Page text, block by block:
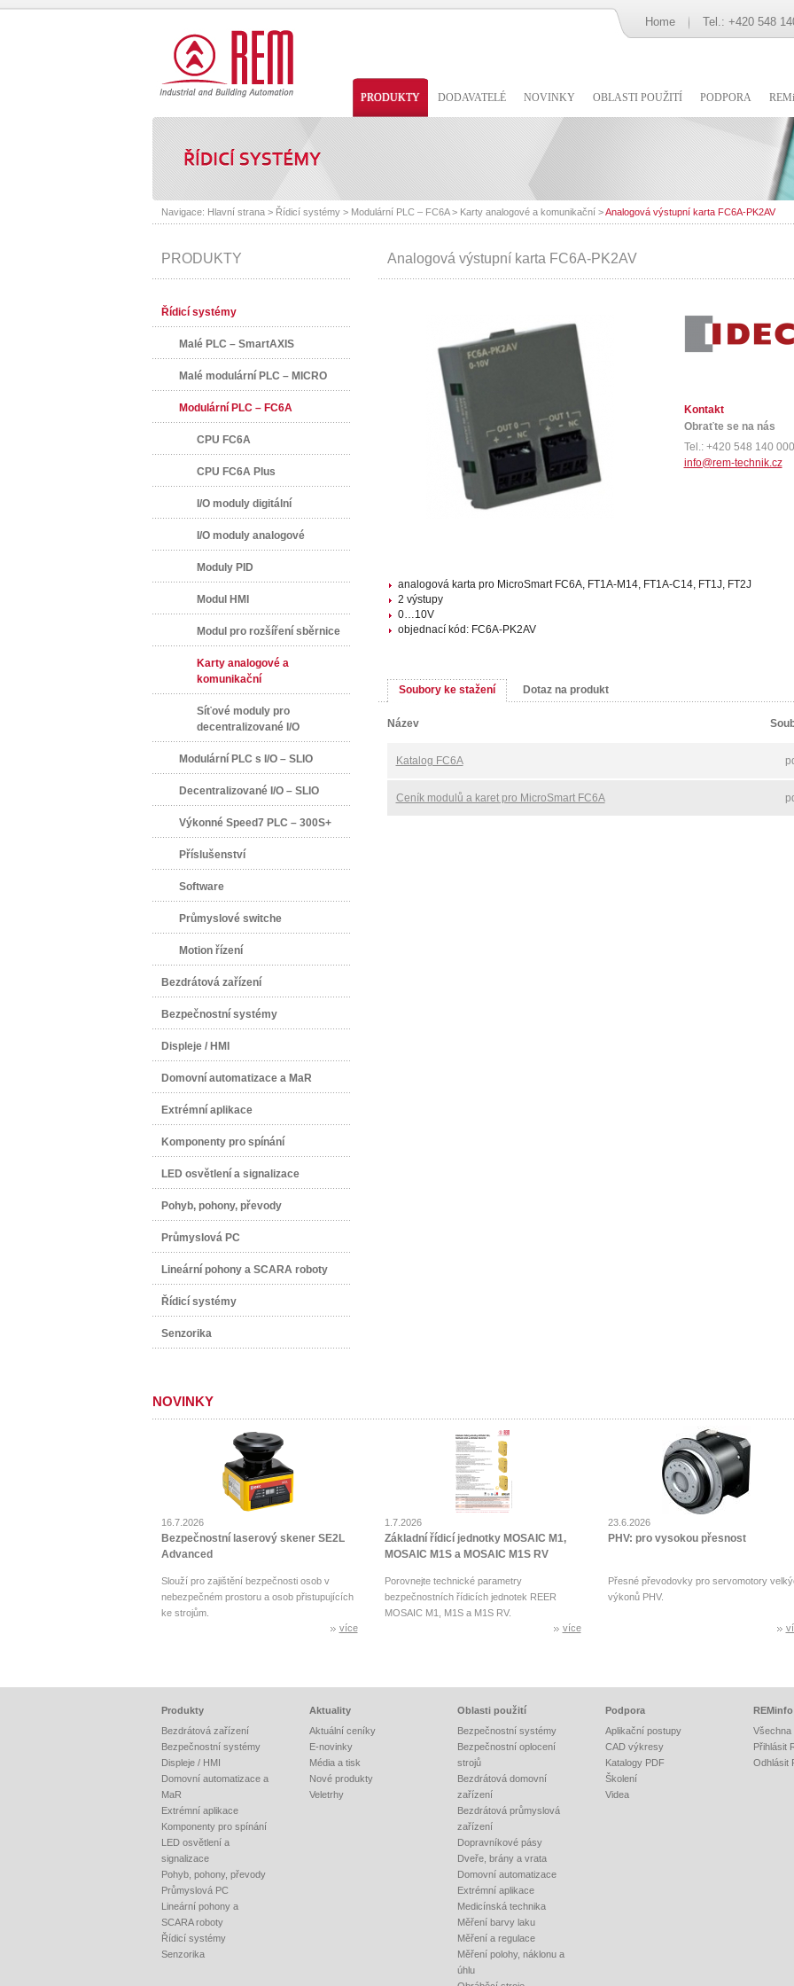
Home Tel.: +420 548
PRODUKTY DODAVATELÉ NOVINKY OBLASTI POUŽITÍ PODPORA
Navigace: Hlavní strana> Řídicí systémy> Modulární PLC – FC6A> Karty analogové a komunikační>Analogová výstupní karta FC6A-PK2AV
PRODUKTY
Řídicí systémy
Malé PLC – SmartAXIS
Malé modulární PLC – MICRO
Modulární PLC – FC6A
CPU FC6A
CPU FC6A Plus
I/O moduly digitální
I/O moduly analogové
Moduly PID
Modul HMI
Modul pro rozšíření sběrnice
Karty analogové a
komunikační
Síťové moduly pro
decentralizované I/O
Modulární PLC s I/O – SLIO
Decentralizované I/O – SLIO
Výkonné Speed7 PLC – 300S+
Příslušenství
Software
Průmyslové switche
Motion řízení
Bezdrátová zařízení
Bezpečnostní systémy
Displeje / HMI
Domovní automatizace a MaR
Extrémní aplikace
Komponenty pro spínání
LED osvětlení a signalizace
Pohyb, pohony, převody
Průmyslová PC
Lineární pohony a SCARA roboty
Řídicí systémy
Senzorika
Analogová výstupní karta FC6A-PK2AV
Kontakt
Obraťte se na nás
Tel.: +420 548 140 000
info@rem-technik.cz
analogová karta pro MicroSmart FC6A, FT1A-M14, FT1A-C14, FT1J, FT2J
2 výstupy
0…10V
objednací kód: FC6A-PK2AV
Soubory ke stažení Dotaz na produkt
Název
Katalog FC6A
Ceník modulů a karet pro MicroSmart FC6A
NOVINKY
16.7.2026
Bezpečnostní laserový skener SE2L
Advanced
Slouží pro zajištění bezpečnosti osob v
nebezpečném prostoru a osob přistupujících
ke strojům.
více
1.7.2026
Základní řídicí jednotky MOSAIC M1,
MOSAIC M1S a MOSAIC M1S RV
Porovnejte technické parametry
bezpečnostních řídicích jednotek REER
MOSAIC M1, M1S a M1S RV.
více
23.6.2026
PHV: pro vysokou přesnost
Přesné převodovky pro servomotory
výkonů PHV.
Produkty
Bezdrátová zařízení
Bezpečnostní systémy
Displeje / HMI
Domovní automatizace a
MaR
Extrémní aplikace
Komponenty pro spínání
LED osvětlení a
signalizace
Pohyb, pohony, převody
Průmyslová PC
Lineární pohony a
SCARA roboty
Řídicí systémy
Senzorika
Aktuality
Aktuální ceníky
E-novinky
Média a tisk
Nové produkty
Veletrhy
Oblasti použití
Bezpečnostní systémy
Bezpečnostní oplocení
strojů
Bezdrátová domovní
zařízení
Bezdrátová průmyslová
zařízení
Dopravníkové pásy
Dveře, brány a vrata
Domovní automatizace
Extrémní aplikace
Medicínská technika
Měření barvy laku
Měření a regulace
Měření polohy, náklonu a
úhlu
Podpora
Aplikační postupy
CAD výkresy
Katalogy PDF
Školení
Videa
REMinfo
Všechna
Přihlásit
Odhlásit